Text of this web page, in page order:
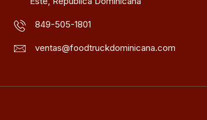
849-505-1801
ventas@foodtruckdominicana.com